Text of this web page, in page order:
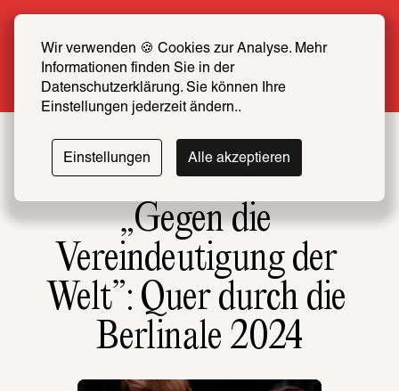
Wir verwenden 🍪 Cookies zur Analyse. Mehr
Informationen finden Sie in der
Datenschutzerklärung. Sie können Ihre
Einstellungen jederzeit ändern..
Einstellungen Alle akzeptieren
SCHIRN FREUND*IN werden
Mehr erfahren
„Gegen die
Vereindeutigung der
Welt”: Quer durch die
Berlinale 2024